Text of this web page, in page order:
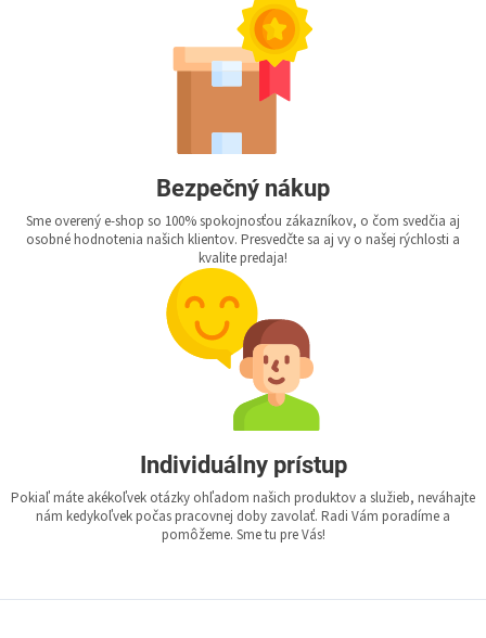
Bezpečný nákup
Sme overený e-shop so 100% spokojnosťou zákazníkov, o čom svedčia aj
osobné hodnotenia našich klientov. Presvedčte sa aj vy o našej rýchlosti a
kvalite predaja!
Individuálny prístup
Pokiaľ máte akékoľvek otázky ohľadom našich produktov a služieb, neváhajte
nám kedykoľvek počas pracovnej doby zavolať. Radi Vám poradíme a
pomôžeme. Sme tu pre Vás!